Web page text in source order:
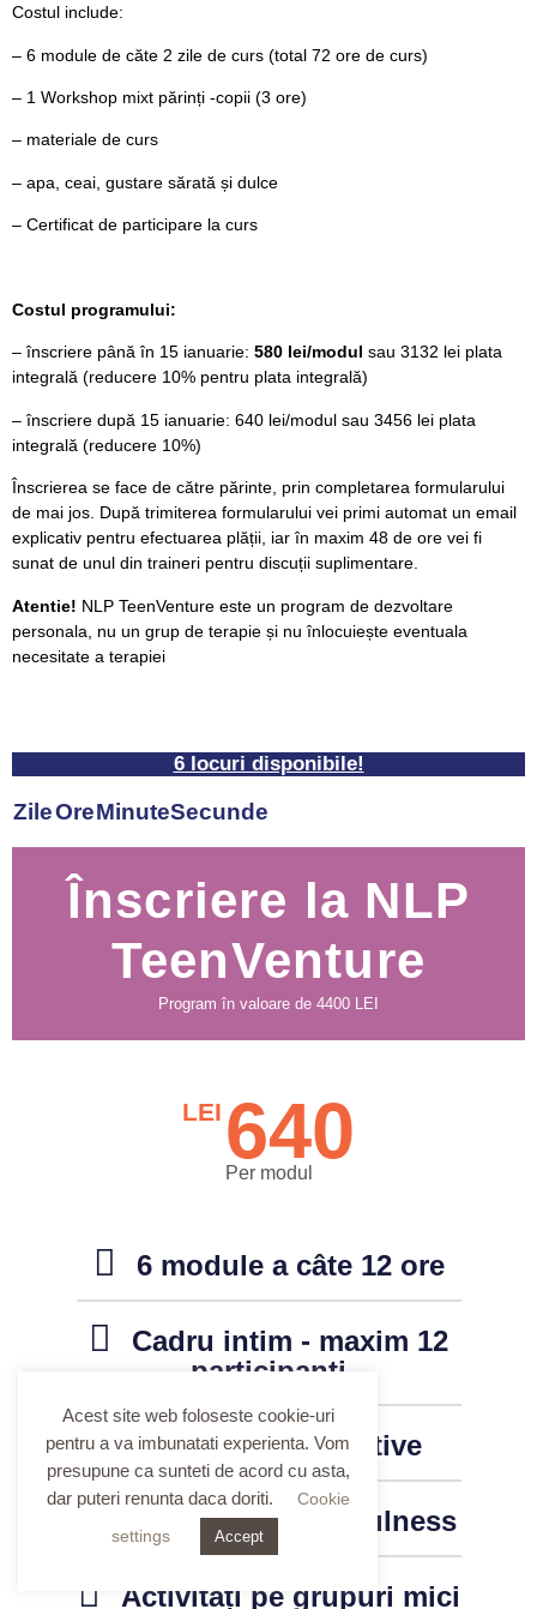
Costul include:
– 6 module de căte 2 zile de curs (total 72 ore de curs)
– 1 Workshop mixt părinți -copii (3 ore)
– materiale de curs
– apa, ceai, gustare sărată și dulce
– Certificat de participare la curs
Costul programului:
– înscriere până în 15 ianuarie: 580 lei/modul sau 3132 lei plata
integrală (reducere 10% pentru plata integrală)
– înscriere după 15 ianuarie: 640 lei/modul sau 3456 lei plata
integrală (reducere 10%)
Înscrierea se face de către părinte, prin completarea formularului
de mai jos. După trimiterea formularului vei primi automat un email
explicativ pentru efectuarea plății, iar în maxim 48 de ore vei fi
sunat de unul din traineri pentru discuții suplimentare.
Atentie! NLP TeenVenture este un program de dezvoltare
personala, nu un grup de terapie și nu înlocuiește eventuala
necesitate a terapiei
6 locuri disponibile!
ZileOreMinuteSecunde
Înscriere la NLP
TeenVenture
Program în valoare de 4400 LEI
LEI 640
Per modul
6 module a câte 12 ore
Cadru intim - maxim 12
participanți
Exerciții interactive
Exerciții de mindfulness
Activități pe grupuri mici
Acest site web foloseste cookie-uri
pentru a va imbunatati experienta. Vom
presupune ca sunteti de acord cu asta,
dar puteri renunta daca doriti.
Cookie
settings
Accept